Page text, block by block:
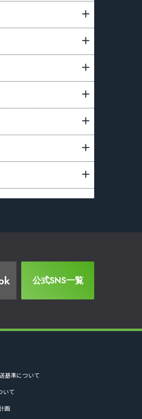
公式SNS一覧
基準について
いて
画